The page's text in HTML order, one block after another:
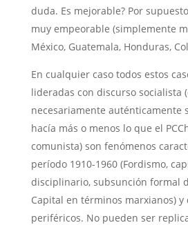
duda. Es mejorable? Por
muy empeorable (simplemente
México, Guatemala, Honduras,
En cualquier caso todos estos
lideradas con discurso socialista
necesariamente auténticamente
hacía más o menos lo que el
comunista) son fenómenos
período 1910-1960 (Fordismo,
disciplinario, subsunción formal
Capital en términos marxianos) y
periféricos. No pueden ser